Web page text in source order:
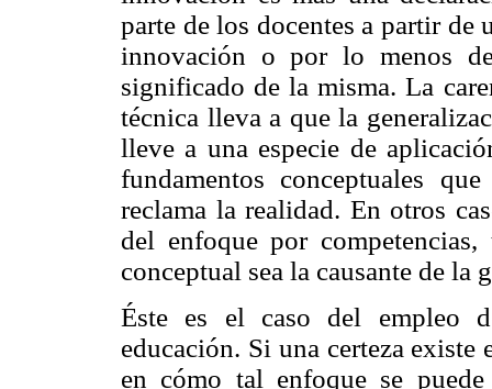
parte de los docentes a partir
innovación o por lo menos
significado de la misma. La
técnica lleva a que la
lleve a una especie de
fundamentos conceptuales
reclama la realidad. En otros
del enfoque por
conceptual sea la causante de la
Éste es el caso del empleo
educación. Si una certeza existe
en cómo tal enfoque se